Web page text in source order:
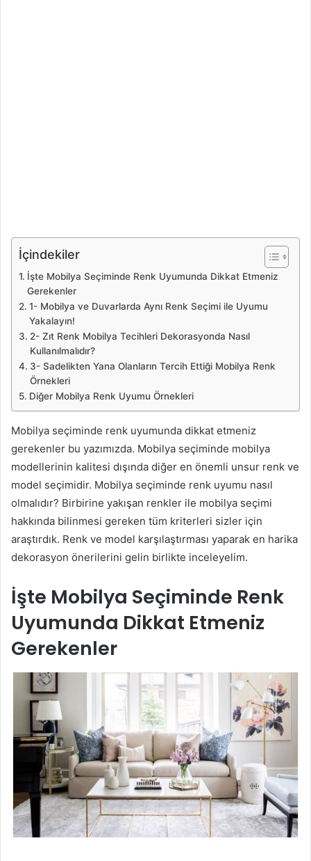
İçindekiler
İşte Mobilya Seçiminde Renk Uyumunda Dikkat Etmeniz
Gerekenler
1- Mobilya ve Duvarlarda Aynı Renk Seçimi ile Uyumu
Yakalayın!
2- Zıt Renk Mobilya Tecihleri Dekorasyonda Nasıl
Kullanılmalıdır?
3- Sadelikten Yana Olanların Tercih Ettiği Mobilya Renk
Örnekleri
Diğer Mobilya Renk Uyumu Örnekleri
Mobilya seçiminde renk uyumunda dikkat etmeniz
gerekenler bu yazımızda. Mobilya seçiminde mobilya
modellerinin kalitesi dışında diğer en önemli unsur renk ve
model seçimidir. Mobilya seçiminde renk uyumu nasıl
olmalıdır? Birbirine yakışan renkler ile mobilya seçimi
hakkında bilinmesi gereken tüm kriterleri sizler için
araştırdık. Renk ve model karşılaştırması yaparak en harika
dekorasyon önerilerini gelin birlikte inceleyelim.
İşte Mobilya Seçiminde Renk
Uyumunda Dikkat Etmeniz
Gerekenler